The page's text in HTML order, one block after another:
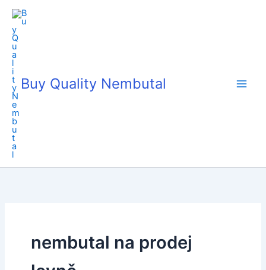
Skip
content
Buy Quality Nembutal
nembutal na prodej